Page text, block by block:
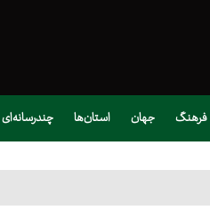
فرهنگ جهان استان‌ها چندرسانه‌ای